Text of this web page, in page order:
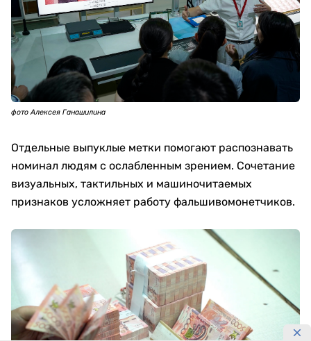
фото Алексея Ганашилина
Отдельные выпуклые метки помогают распознавать
номинал людям с ослабленным зрением. Сочетание
визуальных, тактильных и машиночитаемых
признаков усложняет работу фальшивомонетчиков.